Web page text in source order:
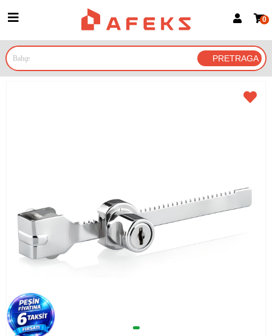
Prijava za članove
Prijavite se Google nalogom
0